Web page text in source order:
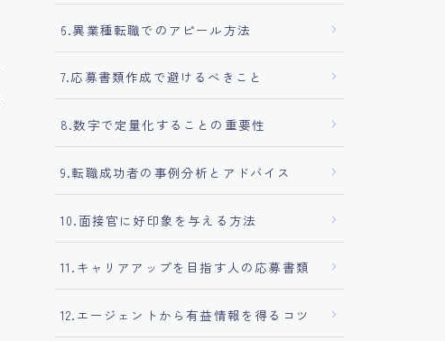
6.異業種転職でのアピール方法
7.応募書類作成で避けるべきこと
8.数字で定量化することの重要性
9.転職成功者の事例分析とアドバイス
10.面接官に好印象を与える方法
11.キャリアアップを目指す人の応募書類
12.エージェントから有益情報を得るコツ